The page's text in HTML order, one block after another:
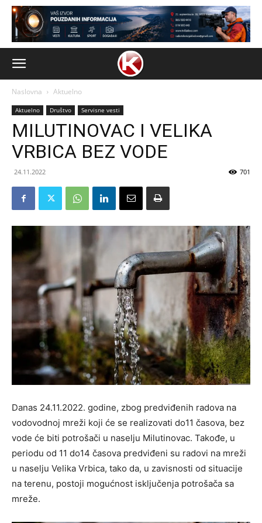
Naslovna Aktuelno
Aktuelno Društvo Servisne vesti
MILUTINOVAC I VELIKA
VRBICA BEZ VODE
24.11.2022 701
Danas 24.11.2022. godine, zbog predviđenih radova na
vodovodnoj mreži koji će se realizovati do11 časova, bez
vode će biti potrošači u naselju Milutinovac. Takođe, u
periodu od 11 do14 časova predviđeni su radovi na mreži
u naselju Velika Vrbica, tako da, u zavisnosti od situacije
na terenu, postoji mogućnost isključenja potrošača sa
mreže.